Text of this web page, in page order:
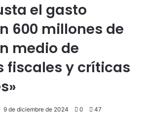
el gasto
600 millones de
medio de
fiscales y críticas
9 de diciembre de 2024 0 47